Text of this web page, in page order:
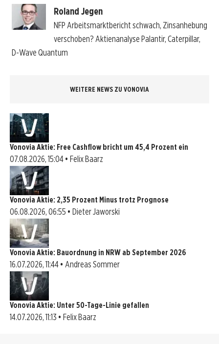
Roland Jegen
NFP Arbeitsmarktbericht schwach, Zinsanhebung
verschoben? Aktienanalyse Palantir, Caterpillar,
D-Wave Quantum
WEITERE NEWS ZU VONOVIA
Vonovia Aktie: Free Cashflow bricht um 45,4 Prozent ein
07.08.2026, 15:04 • Felix Baarz
Vonovia Aktie: 2,35 Prozent Minus trotz Prognose
06.08.2026, 06:55 • Dieter Jaworski
Vonovia Aktie: Bauordnung in NRW ab September 2026
16.07.2026, 11:44 • Andreas Sommer
Vonovia Aktie: Unter 50-Tage-Linie gefallen
14.07.2026, 11:13 • Felix Baarz